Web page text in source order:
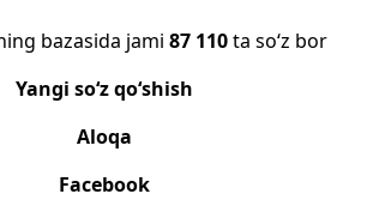
bazasida jami 87 110ta so‘z bor
Yangi so‘z qo‘shish
Aloqa
Facebook